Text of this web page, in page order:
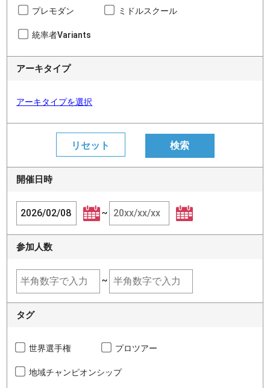
プレモダン ミドルスクール
統率者Variants
アーキタイプ
アーキタイプを選択
開催日時
~
参加人数
~
タグ
世界選手権 プロツアー
地域チャンピオンシップ